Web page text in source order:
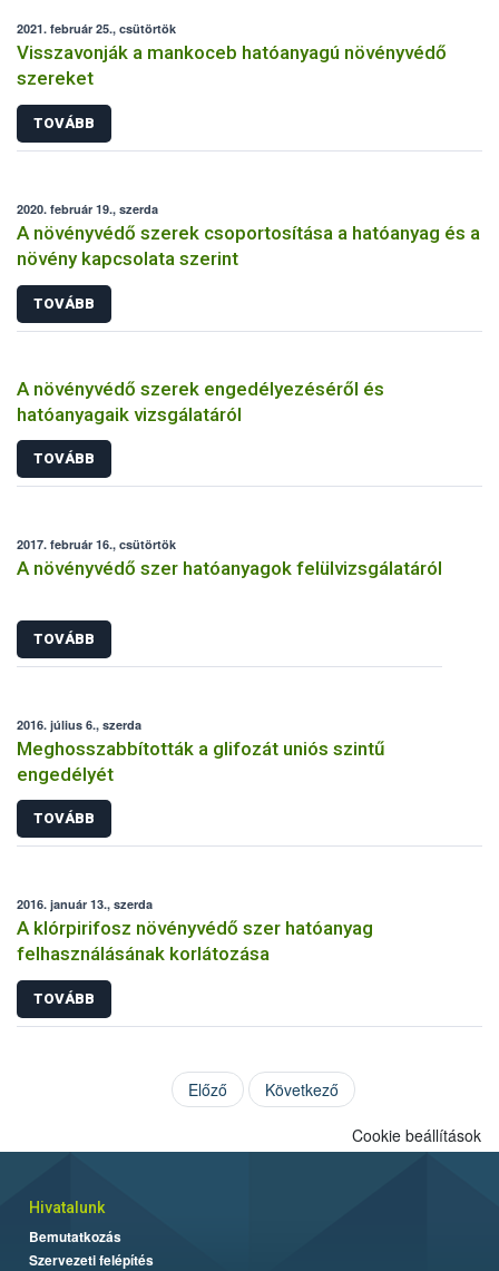
2021. február 25., csütörtök
Visszavonják a mankoceb hatóanyagú növényvédő
szereket
TOVÁBB
2020. február 19., szerda
A növényvédő szerek csoportosítása a hatóanyag és a
növény kapcsolata szerint
TOVÁBB
A növényvédő szerek engedélyezéséről és
hatóanyagaik vizsgálatáról
TOVÁBB
2017. február 16., csütörtök
A növényvédő szer hatóanyagok felülvizsgálatáról
TOVÁBB
2016. július 6., szerda
Meghosszabbították a glifozát uniós szintű
engedélyét
TOVÁBB
2016. január 13., szerda
A klórpirifosz növényvédő szer hatóanyag
felhasználásának korlátozása
TOVÁBB
Előző Következő
Cookie beállítások
Hivatalunk
Bemutatkozás
Szervezeti felépítés